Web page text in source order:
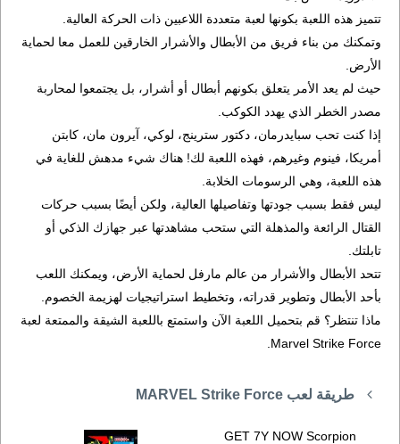
تتميز هذه اللعبة بكونها لعبة متعددة اللاعبين ذات الحركة العالية.
وتمكنك من بناء فريق من الأبطال والأشرار الخارقين للعمل معا لحماية
الأرض.
حيث لم يعد الأمر يتعلق بكونهم أبطال أو أشرار، بل يجتمعوا لمحاربة
مصدر الخطر الذي يهدد الكوكب.
إذا كنت تحب سبايدرمان، دكتور سترينج، لوكي، آيرون مان، كابتن
أمريكا، فينوم وغيرهم، فهذه اللعبة لك! هناك شيء مدهش للغاية في
هذه اللعبة، وهي الرسومات الخلابة.
ليس فقط بسبب جودتها وتفاصيلها العالية، ولكن أيضًا بسبب حركات
القتال الرائعة والمذهلة التي ستحب مشاهدتها عبر جهازك الذكي أو
تابلتك.
تتحد الأبطال والأشرار من عالم مارفل لحماية الأرض، ويمكنك اللعب
بأحد الأبطال وتطوير قدراته، وتخطيط استراتيجيات لهزيمة الخصوم.
ماذا تنتظر؟ قم بتحميل اللعبة الآن واستمتع باللعبة الشيقة والممتعة لعبة
Marvel Strike Force.
طريقة لعب MARVEL Strike Force
GET 7Y NOW Scorpion